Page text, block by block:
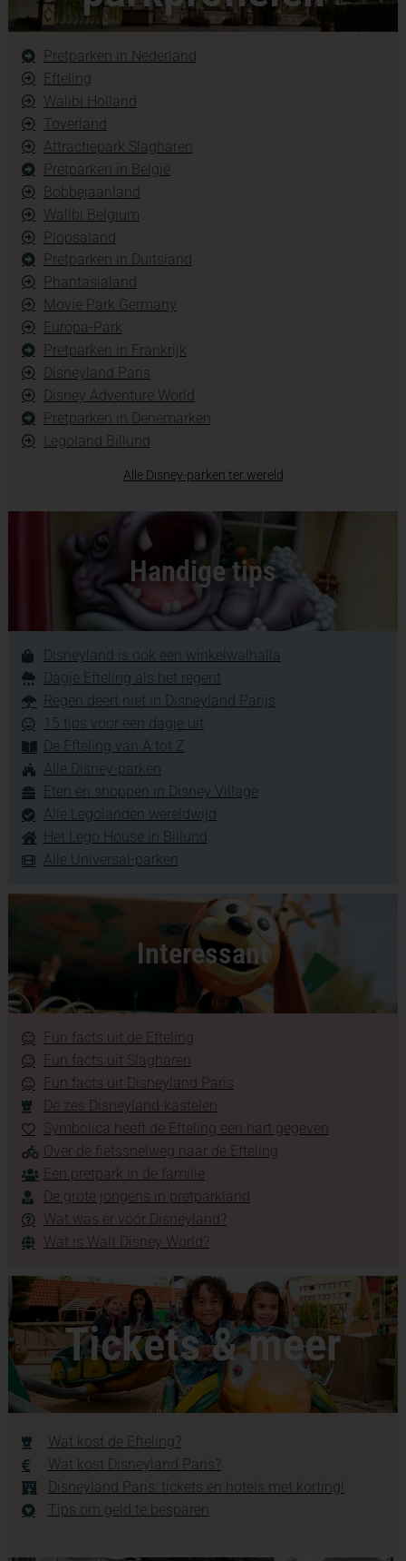
Pretparken in Nederland
Efteling
Walibi Holland
Toverland
Attractiepark Slagharen
Pretparken in België
Bobbejaanland
Walibi Belgium
Plopsaland
Pretparken in Duitsland
Phantasialand
Movie Park Germany
Europa-Park
Pretparken in Frankrijk
Disneyland Paris
Disney Adventure World
Pretparken in Denemarken
Legoland Billund
Alle Disney-parken ter wereld
Handige tips
Disneyland is ook een winkelwalhalla
Dagje Efteling als het regent
Regen deert niet in Disneyland Parijs
15 tips voor een dagje uit
De Efteling van A tot Z
Alle Disney-parken
Eten en shoppen in Disney Village
Alle Legolanden wereldwijd
Het Lego House in Billund
Alle Universal-parken
Interessant
Fun facts uit de Efteling
Fun facts uit Slagharen
Fun facts uit Disneyland Paris
De zes Disneyland-kastelen
Symbolica heeft de Efteling een hart gegeven
Over de fietssnelweg naar de Efteling
Een pretpark in de familie
De grote jongens in pretparkland
Wat was er vóór Disneyland?
Wat is Walt Disney World?
Tickets & meer
Wat kost de Efteling?
Wat kost Disneyland Paris?
Disneyland Paris: tickets en hotels met korting!
Tips om geld te besparen